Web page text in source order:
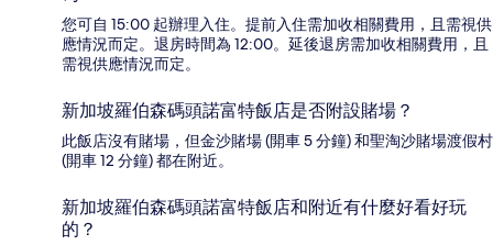
您可自 15:00 起辦理入住。提前入住需加收相關費用，且需視供
應情況而定。退房時間為 12:00。延後退房需加收相關費用，且
需視供應情況而定。
新加坡羅伯森碼頭諾富特飯店是否附設賭場？
此飯店沒有賭場，但金沙賭場 (開車 5 分鐘) 和聖淘沙賭場渡假村
(開車 12 分鐘) 都在附近。
新加坡羅伯森碼頭諾富特飯店和附近有什麼好看好玩
的？